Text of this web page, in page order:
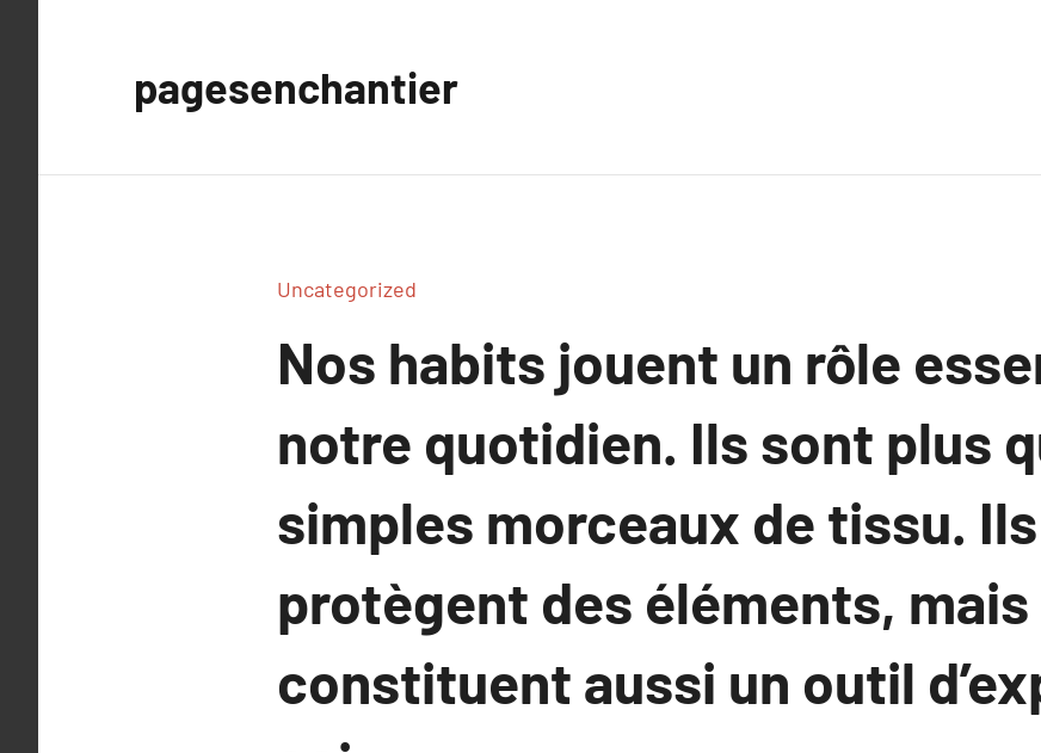
pagesenchantier
Uncategorized
Nos habits jouent un rôle
notre quotidien. Ils sont plus
simples morceaux de tissu.
protègent des éléments, mais
constituent aussi un outil